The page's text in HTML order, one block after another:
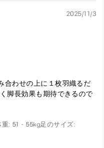
2025/11/3
合わせの上に１枚羽織るだ
脚長効果も期待できるので
重: 51 - 55kg足のサイズ: